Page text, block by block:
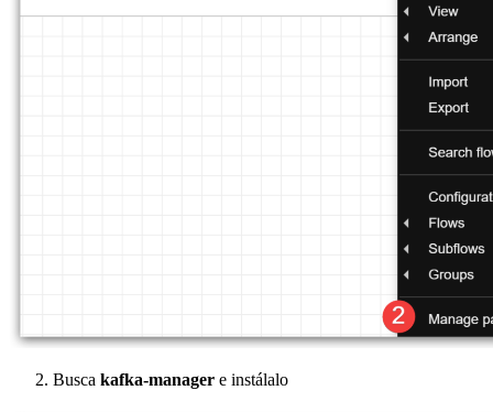
Busca kafka-manager e instálalo